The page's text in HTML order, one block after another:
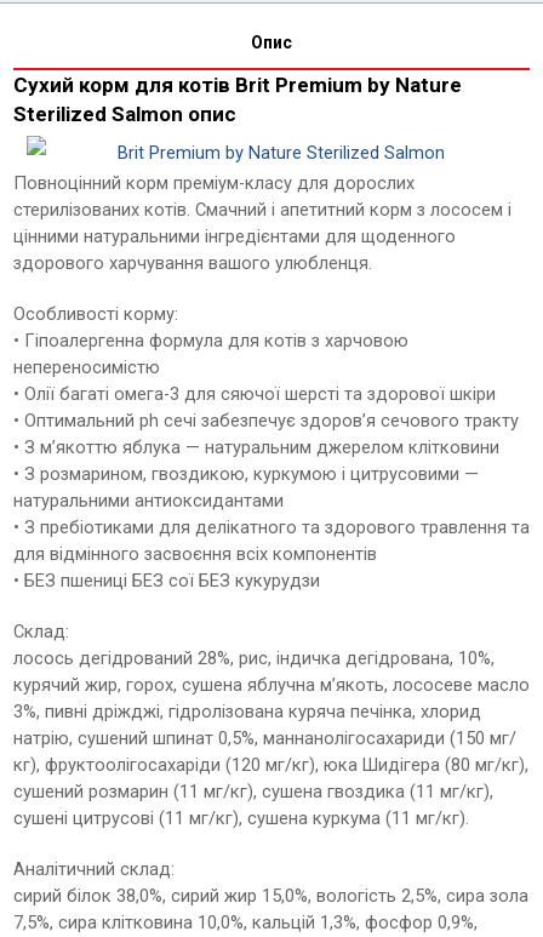
Опис
Сухий корм для котів Brit Premium by Nature
Sterilized Salmon опис
Повноцінний корм преміум-класу для дорослих
стерилізованих котів. Смачний і апетитний корм з лососем і
цінними натуральними інгредієнтами для щоденного
здорового харчування вашого улюбленця.
Особливості корму:
• Гіпоалергенна формула для котів з харчовою
непереносимістю
• Олії багаті омега-3 для сяючої шерсті та здорової шкіри
• Оптимальний ph сечі забезпечує здоров’я сечового тракту
• З м’якоттю яблука — натуральним джерелом клітковини
• З розмарином, гвоздикою, куркумою і цитрусовими —
натуральними антиоксидантами
• З пребіотиками для делікатного та здорового травлення та
для відмінного засвоєння всіх компонентів
• БЕЗ пшениці БЕЗ сої БЕЗ кукурудзи
Склад:
лосось дегідрований 28%, рис, індичка дегідрована, 10%,
курячий жир, горох, сушена яблучна м’якоть, лососеве масло
3%, пивні дріжджі, гідролізована куряча печінка, хлорид
натрію, сушений шпинат 0,5%, маннанолігосахариди (150 мг/
кг), фруктоолігосахаріди (120 мг/кг), юка Шидігера (80 мг/кг),
сушений розмарин (11 мг/кг), сушена гвоздика (11 мг/кг),
сушені цитрусові (11 мг/кг), сушена куркума (11 мг/кг).
Аналітичний склад:
сирий білок 38,0%, сирий жир 15,0%, вологість 2,5%, сира зола
7,5%, сира клітковина 10,0%, кальцій 1,3%, фосфор 0,9%,